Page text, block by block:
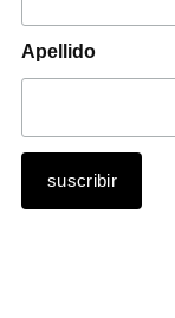
Apellido